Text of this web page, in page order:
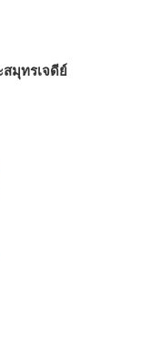
สมุทรเจดีย์